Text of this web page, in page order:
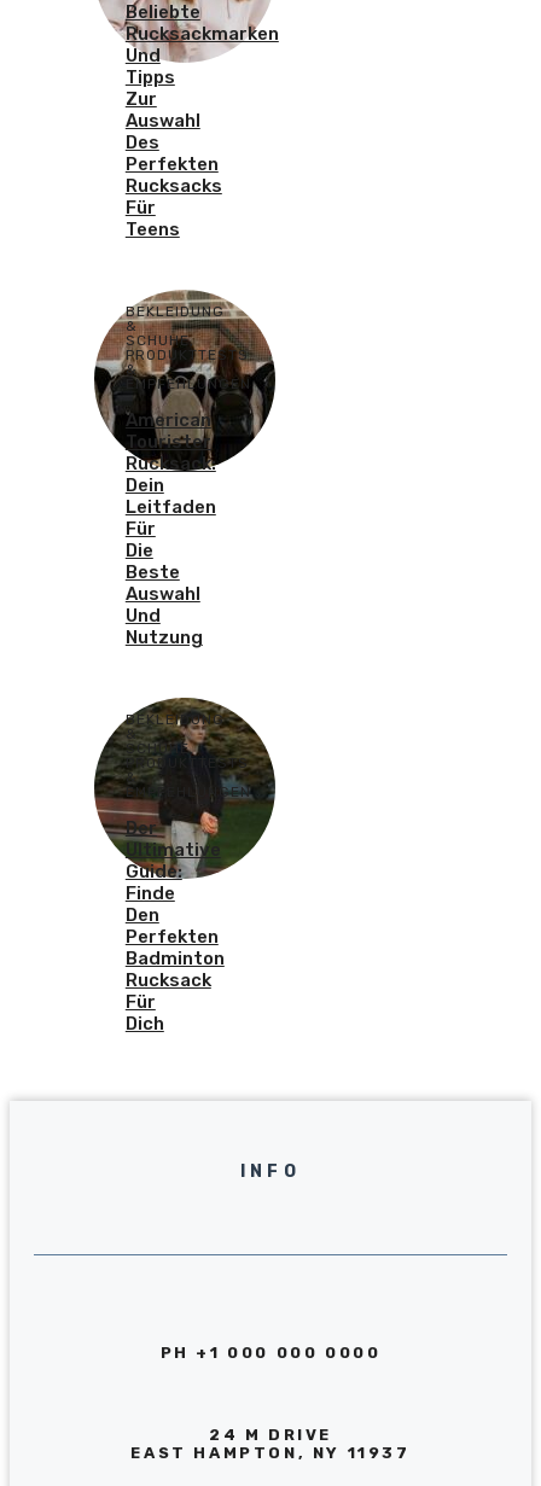
Beliebte
Rucksackmarken
Und
Tipps
Zur
Auswahl
Des
Perfekten
Rucksacks
Für
Teens
BEKLEIDUNG
&
SCHUHE,
PRODUKTTESTS
&
EMPFEHLUNGEN
American
Tourister
Rucksack:
Dein
Leitfaden
Für
Die
Beste
Auswahl
Und
Nutzung
BEKLEIDUNG
&
SCHUHE,
PRODUKTTESTS
&
EMPFEHLUNGEN
Der
Ultimative
Guide:
Finde
Den
Perfekten
Badminton
Rucksack
Für
Dich
INFO
PH +1 000 000 0000
24 M DRIVE
EAST HAMPTON, NY 11937